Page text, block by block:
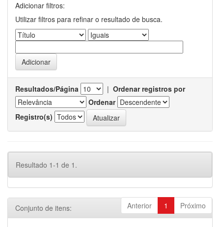
Adicionar filtros:
Utilizar filtros para refinar o resultado de busca.
Resultados/Página | Ordenar registros por
Ordenar
Registro(s)
Resultado 1-1 de 1.
Anterior 1 Próximo
Conjunto de itens: